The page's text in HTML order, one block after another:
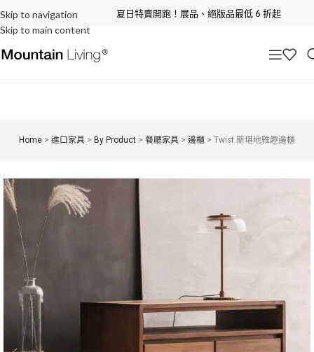
Skip to navigation
Skip to main content
夏日特賣開跑！展品、絕版品最低 6 折起
Home> 進口家具> By Product> 餐廳家具> 邊櫃> Twist 斯堪地雅趣邊櫃